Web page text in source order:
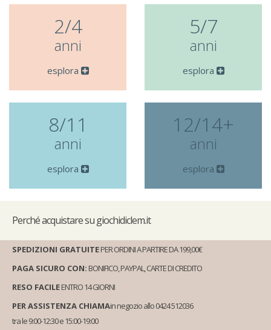
2/4
anni
esplora
5/7
anni
esplora
8/11
anni
esplora
12/14+
anni
esplora
Perchéacquistare su giochidiclem.it
SPEDIZIONI GRATUITEPER ORDINI A PARTIRE DA 199,00€
PAGA SICURO CON: BONIFICO, PAYPAL, CARTE DI CREDITO
RESO FACILEENTRO 14 GIORNI
PER ASSISTENZA CHIAMAin negozio allo 0424 512036
tra le 9:00-12:30 e 15:00-19:00